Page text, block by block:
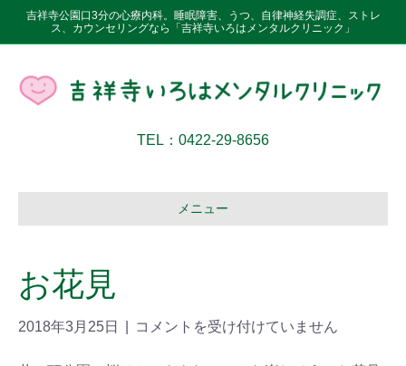
吉祥寺公園口3分の心療内科。睡眠障害、うつ、自律神経失調症、ストレ
ス、カウンセリングなら「吉祥寺いろはメンタルクリニック」
TEL：0422-29-8656
メニュー
お花見
2018年3月25日 コメントを受け付けていません